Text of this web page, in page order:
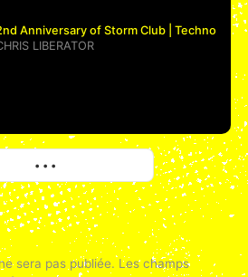
Anniversary of Storm Club | Techno
LIBERATOR
• • •
sera pas publiée. Les champs